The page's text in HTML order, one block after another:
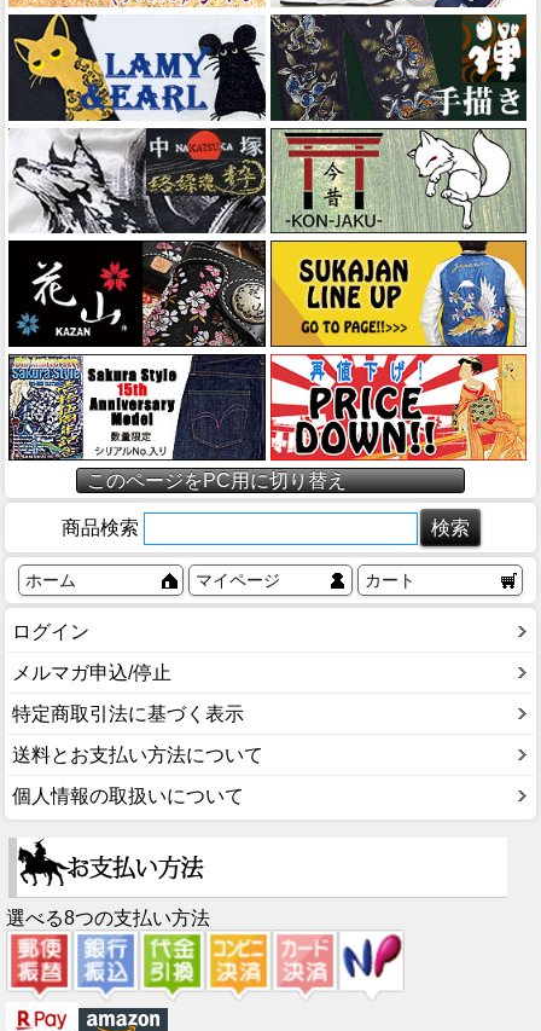
このページをPC用に切り替え
商品検索
ホーム マイページ カート
ログイン
メルマガ申込/停止
特定商取引法に基づく表示
送料とお支払い方法について
個人情報の取扱いについて
選べる8つの支払い方法